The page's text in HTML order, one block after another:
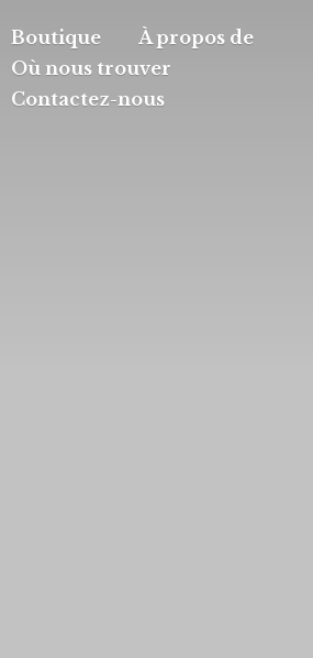
Boutique
À propos de
Où nous trouver
Contactez-nous